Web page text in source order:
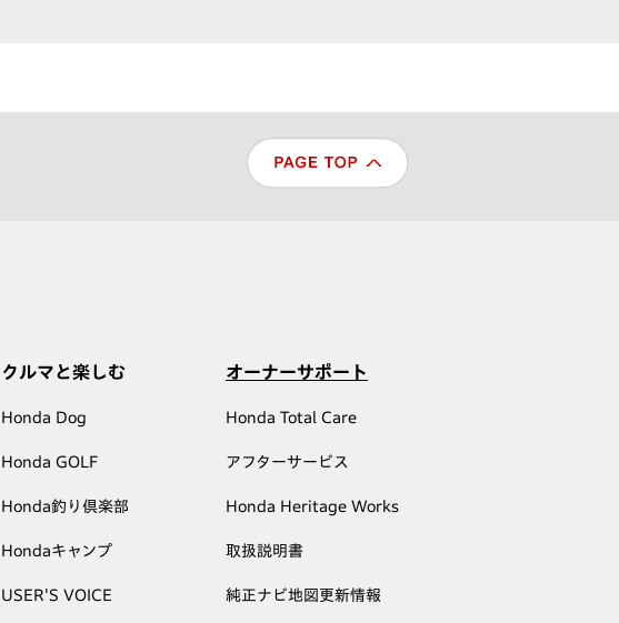
クルマと楽しむ
Honda Dog
Honda GOLF
Honda釣り倶楽部
Hondaキャンプ
USER'S VOICE
オーナーサポート
Honda Total Care
アフターサービス
Honda Heritage Works
取扱説明書
純正ナビ地図更新情報